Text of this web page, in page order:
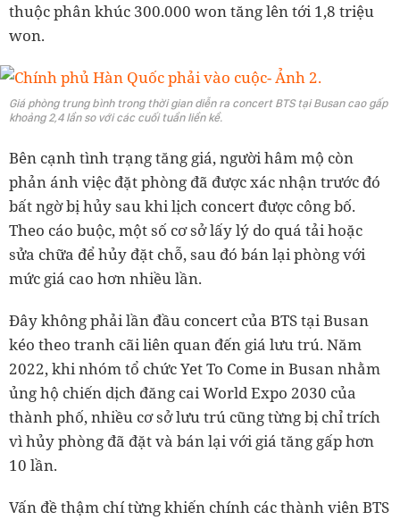
thuộc phân khúc 300.000 won tăng lên tới 1,8 triệu
won.
Giá phòng trung bình trong thời gian diễn ra concert BTS tại Busan cao gấp
khoảng 2,4 lần so với các cuối tuần liền kề.
Bên cạnh tình trạng tăng giá, người hâm mộ còn
phản ánh việc đặt phòng đã được xác nhận trước đó
bất ngờ bị hủy sau khi lịch concert được công bố.
Theo cáo buộc, một số cơ sở lấy lý do quá tải hoặc
sửa chữa để hủy đặt chỗ, sau đó bán lại phòng với
mức giá cao hơn nhiều lần.
Đây không phải lần đầu concert của BTS tại Busan
kéo theo tranh cãi liên quan đến giá lưu trú. Năm
2022, khi nhóm tổ chức Yet To Come in Busan nhằm
ủng hộ chiến dịch đăng cai World Expo 2030 của
thành phố, nhiều cơ sở lưu trú cũng từng bị chỉ trích
vì hủy phòng đã đặt và bán lại với giá tăng gấp hơn
10 lần.
Vấn đề thậm chí từng khiến chính các thành viên BTS